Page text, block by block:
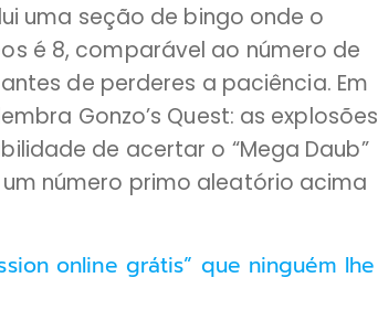
uma seção de bingo onde o
é 8, comparável ao número de
de perderes a paciência. Em
Gonzo’s Quest: as explosões
de acertar o “Mega Daub”
número primo aleatório acima
online grátis” que ninguém lhe